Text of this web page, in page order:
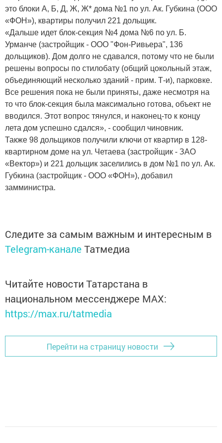
это блоки А, Б, Д, Ж, Ж* дома №1 по ул. Ак. Губкина (ООО
«ФОН»), квартиры получил 221 дольщик.
«Дальше идет блок-секция №4 дома №6 по ул. Б.
Урманче (застройщик - ООО "Фон-Ривьера", 136
дольщиков). Дом долго не сдавался, потому что не были
решены вопросы по стилобату (общий цокольный этаж,
объединяющий несколько зданий - прим. Т-и), парковке.
Все решения пока не были приняты, даже несмотря на
то что блок-секция была максимально готова, объект не
вводился. Этот вопрос тянулся, и наконец-то к концу
лета дом успешно сдался», - сообщил чиновник.
Также 98 дольщиков получили ключи от квартир в 128-
квартирном доме на ул. Четаева (застройщик - ЗАО
«Вектор») и 221 дольщик заселились в дом №1 по ул. Ак.
Губкина (застройщик - ООО «ФОН»), добавил
замминистра.
Следите за самым важным и интересным в
Telegram-канале Татмедиа
Читайте новости Татарстана в
национальном мессенджере MАХ:
https://max.ru/tatmedia
Перейти на страницу новости